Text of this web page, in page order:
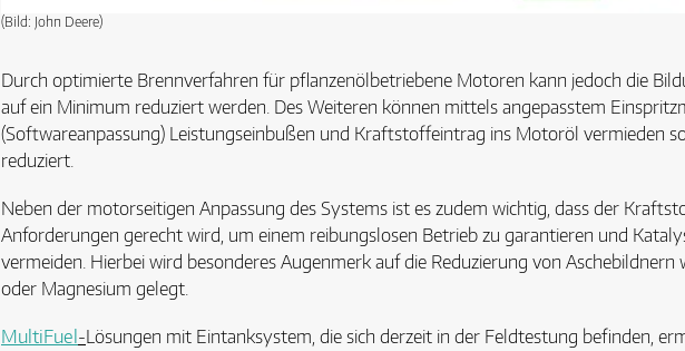
(Bild: John Deere)
Durch optimierte Brennverfahren für pflanzenölbetriebene Motoren kann jedoch die
auf ein Minimum reduziert werden. Des Weiteren können mittels angepasstem
(Softwareanpassung) Leistungseinbußen und Kraftstoffeintrag ins Motoröl vermieden
reduziert.
Neben der motorseitigen Anpassung des Systems ist es zudem wichtig, dass der
Anforderungen gerecht wird, um einem reibungslosen Betrieb zu garantieren und
vermeiden. Hierbei wird besonderes Augenmerk auf die Reduzierung von Aschebildnern
oder Magnesium gelegt.
MultiFuel -Lösungen mit Eintanksystem, die sich derzeit in der Feldtestung befinden,